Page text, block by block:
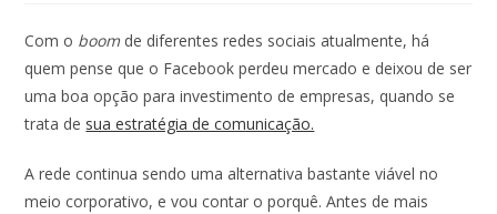
Com o boomde diferentes redes sociais atualmente, há
quem pense que o Facebook perdeu mercado e deixou de ser
uma boa opção para investimento de empresas, quando se
trata de sua estratégia de comunicação.
A rede continua sendo uma alternativa bastante viável no
meio corporativo, e vou contar o porquê. Antes de mais